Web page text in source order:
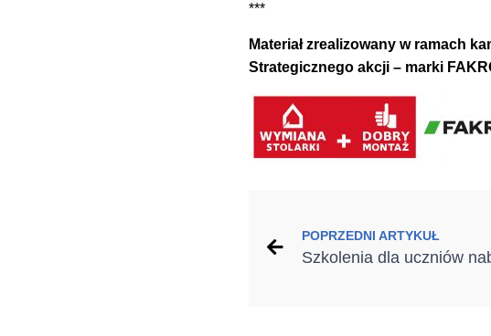
***
Materiał zrealizowany w ramach
Strategicznego akcji – marki
POPRZEDNI ARTYKUŁ
Szkolenia dla uczniów